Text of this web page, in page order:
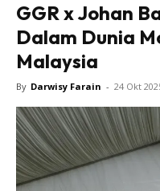
GGR x Johan
Dalam Dunia
Malaysia
By Darwisy Farain - 24 Okt